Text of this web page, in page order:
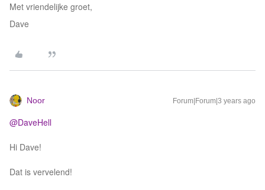
Met vriendelijke groet,
Dave
Noor Forum|Forum|3 years ago
@DaveHell
Hi Dave!
Dat is vervelend!